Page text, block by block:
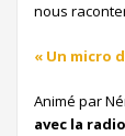
nous
« Un micro
Animé par
avec la radio